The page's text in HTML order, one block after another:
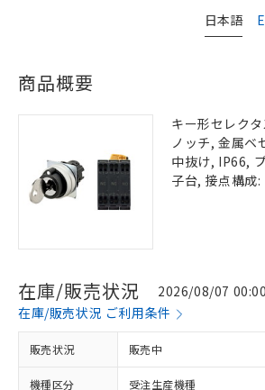
日本語
商品概要
キー形セレク
ノッチ, 金属ベ
中抜け, IP66,
子台, 接点構成
在庫/販売状況
2026/08/07
在庫/販売状況 ご利用条件
販売状況 販売中
機種区分 受注生産機種